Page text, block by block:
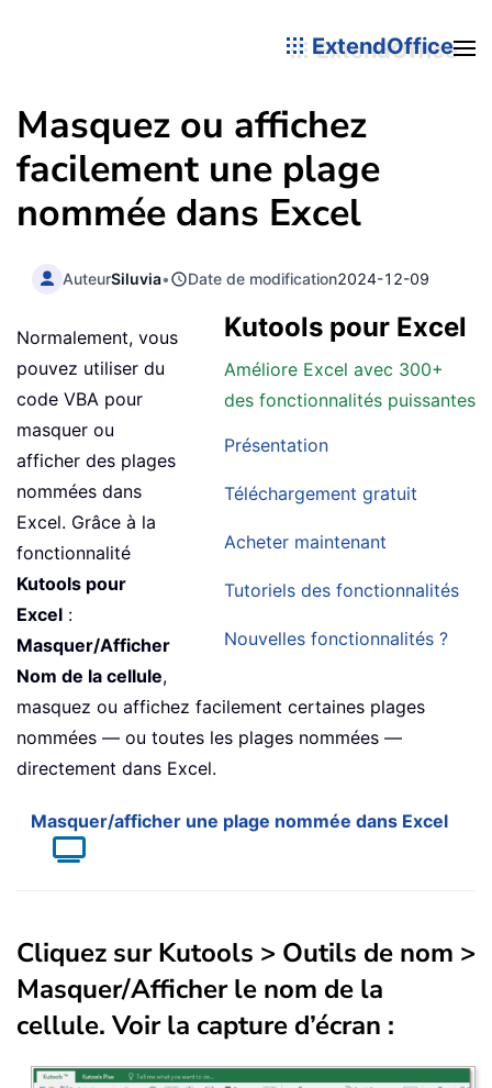
ExtendOffice
Masquez ou affichez
facilement une plage
nommée dans Excel
AuteurSiluvia• Date de modification2024-12-09
Kutools pour Excel
Améliore Excel avec 300+
des fonctionnalités puissantes
Présentation
Téléchargement gratuit
Acheter maintenant
Tutoriels des fonctionnalités
Nouvelles fonctionnalités ?
Normalement, vous
pouvez utiliser du
code VBA pour
masquer ou
afficher des plages
nommées dans
Excel. Grâce à la
fonctionnalité
Kutools pour
Excel :
Masquer/Afficher
Nom de la cellule,
masquez ou affichez facilement certaines plages
nommées — ou toutes les plages nommées —
directement dans Excel.
Masquer/afficher une plage nommée dans Excel
Cliquez surKutools > Outils de nom >
Masquer/Afficher le nom de la
cellule. Voir la capture d’écran :